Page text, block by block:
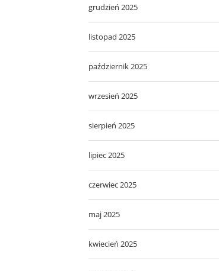
grudzień 2025
listopad 2025
październik 2025
wrzesień 2025
sierpień 2025
lipiec 2025
czerwiec 2025
maj 2025
kwiecień 2025